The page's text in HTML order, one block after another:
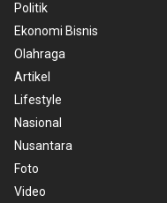
Politik
Ekonomi Bisnis
Olahraga
Artikel
Lifestyle
Nasional
Nusantara
Foto
Video